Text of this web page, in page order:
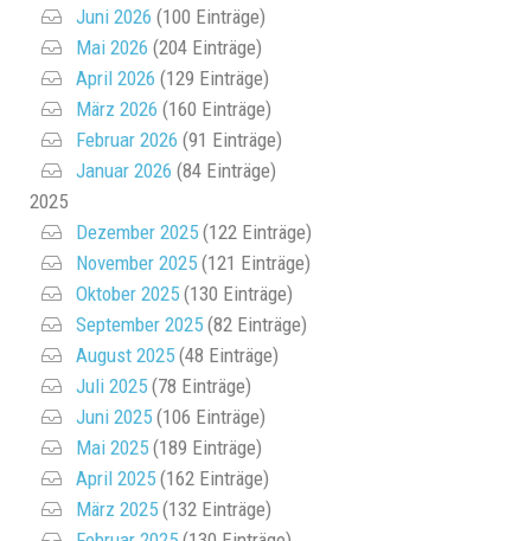
Juni 2026 (100 Einträge)
Mai 2026 (204 Einträge)
April 2026 (129 Einträge)
März 2026 (160 Einträge)
Februar 2026 (91 Einträge)
Januar 2026 (84 Einträge)
2025
Dezember 2025 (122 Einträge)
November 2025 (121 Einträge)
Oktober 2025 (130 Einträge)
September 2025 (82 Einträge)
August 2025 (48 Einträge)
Juli 2025 (78 Einträge)
Juni 2025 (106 Einträge)
Mai 2025 (189 Einträge)
April 2025 (162 Einträge)
März 2025 (132 Einträge)